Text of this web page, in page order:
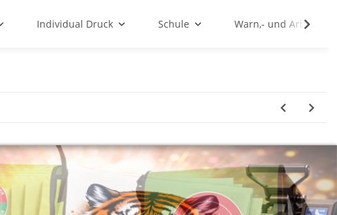
Individual Druck Schule Warn,- und